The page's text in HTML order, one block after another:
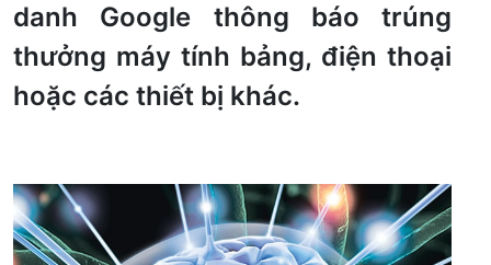
danh Google thông báo trúng
thưởng máy tính bảng, điện thoại
hoặc các thiết bị khác.